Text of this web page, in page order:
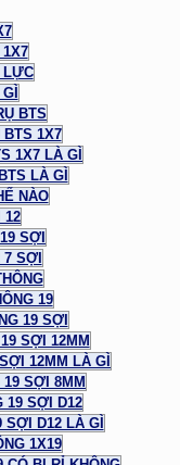
LỰC
BTS
BTS 1X7
1X7 LÀ GÌ
LÀ GÌ
NÀO
12
SỢI
7 SỢI
19
19 SỢI
SỢI 12MM
12MM LÀ GÌ
19 SỢI 8MM
19 SỢI D12
SỢI D12 LÀ GÌ
1X19